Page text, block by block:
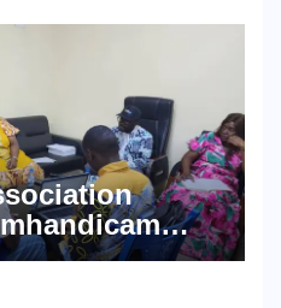
d’une